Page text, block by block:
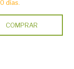
días.
COMPRAR